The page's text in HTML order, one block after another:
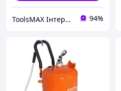
ToolsMAX Інтернет-магазин на максимум 94%